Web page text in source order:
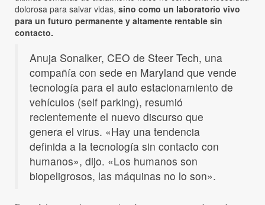
dolorosa para salvar vidas, sino como un laboratorio vivo
para un futuro permanente y altamente rentable sin
contacto.
Anuja Sonalker, CEO de Steer Tech, una
compañía con sede en Maryland que vende
tecnología para el auto estacionamiento de
vehículos (self parking), resumió
recientemente el nuevo discurso que
genera el virus. «Hay una tendencia
definida a la tecnología sin contacto con
humanos», dijo. «Los humanos son
biopeligrosos, las máquinas no lo son».